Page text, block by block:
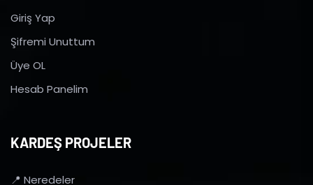
Giriş Yap
Şifremi Unuttum
Üye OL
Hesab Panelim
KARDEŞ PROJELER
📍 Neredeler